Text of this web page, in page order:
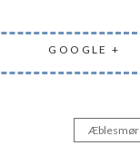
GOOGLE +
Æblesmør